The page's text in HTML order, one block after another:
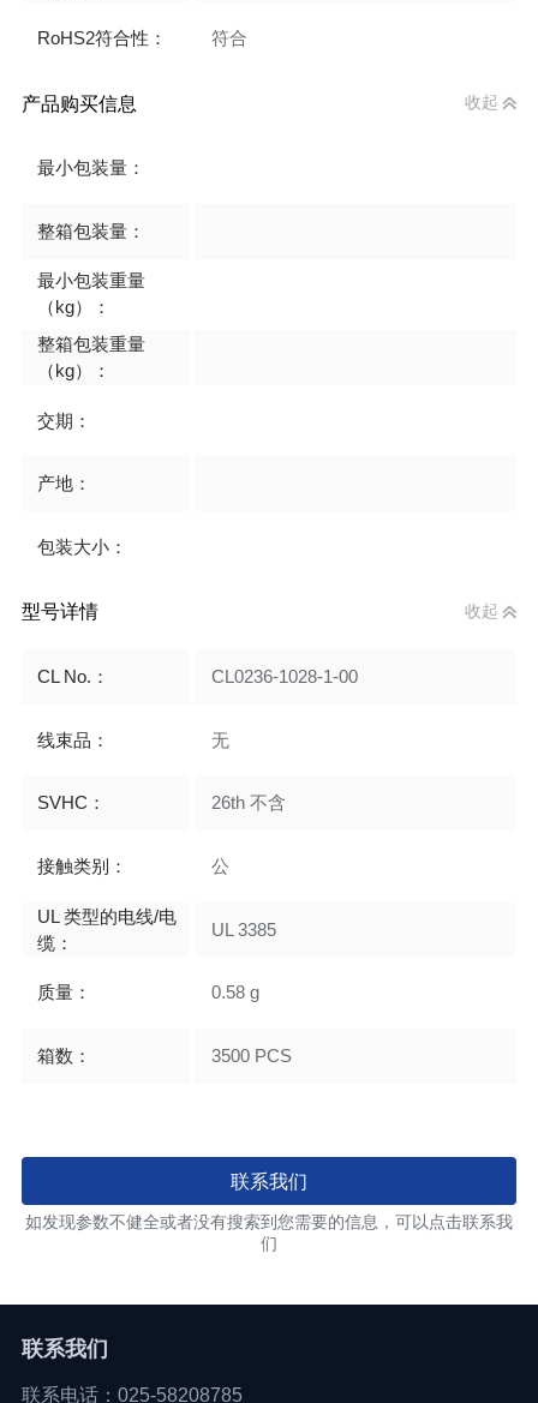
RoHS2符合性： 符合
产品购买信息 收起
最小包装量：
整箱包装量：
最小包装重量
（kg）：
整箱包装重量
（kg）：
交期：
产地：
包装大小：
型号详情 收起
CL No.： CL0236-1028-1-00
线束品： 无
SVHC： 26th 不含
接触类别： 公
UL 类型的电线/电
缆：
UL 3385
质量： 0.58 g
箱数： 3500 PCS
联系我们
如发现参数不健全或者没有搜索到您需要的信息，可以点击联系我
们
联系我们
联系电话：025-58208785